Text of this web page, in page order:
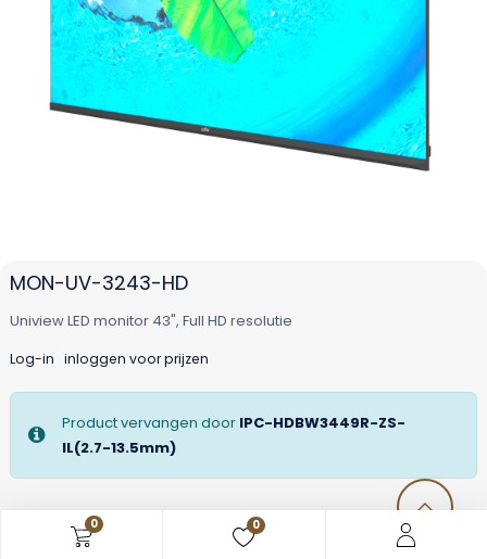
0 0
MON-UV-3243-HD
Uniview LED monitor 43", Full HD resolutie
Log-in inloggen voor prijzen
Product vervangen door IPC-HDBW3449R-ZS-
IL(2.7-13.5mm)